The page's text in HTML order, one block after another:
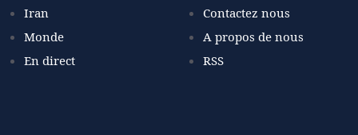
Iran
Monde
En direct
Contactez nous
A propos de nous
RSS